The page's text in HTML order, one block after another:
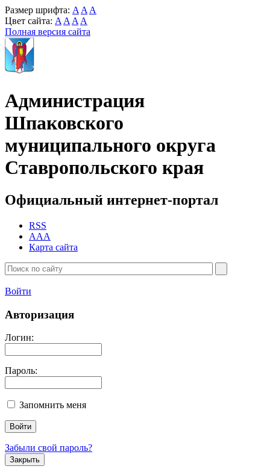
Размер шрифта: A A A
Цвет сайта: A A A A
Полная версия сайта
Администрация
Шпаковского
муниципального округа
Ставропольского края
Официальный интернет-портал
RSS
AAA
Карта сайта
Войти
Авторизация
Логин:
Пароль:
Запомнить меня
Забыли свой пароль?
Закрыть